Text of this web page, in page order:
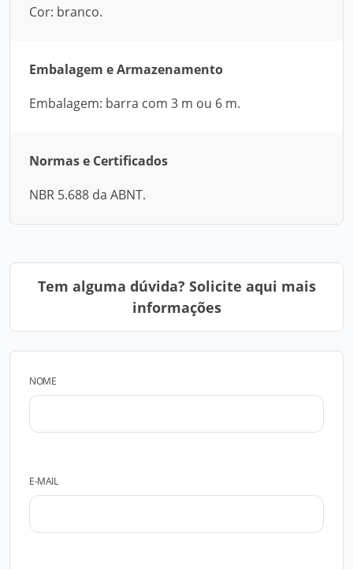
Cor: branco.
Embalagem e Armazenamento
Embalagem: barra com 3 m ou 6 m.
Normas e Certificados
NBR 5.688 da ABNT.
Tem alguma dúvida? Solicite aqui mais
informações
NOME
E-MAIL